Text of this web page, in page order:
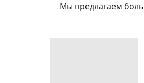
Мы предлагаем